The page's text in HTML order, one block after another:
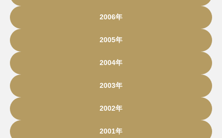
2006年
2005年
2004年
2003年
2002年
2001年